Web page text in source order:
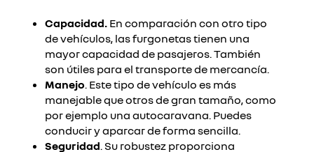
Capacidad. En comparación con otro tipo
de vehículos, las furgonetas tienen una
mayor capacidad de pasajeros. También
son útiles para el transporte de mercancía. ​
Manejo. Este tipo de vehículo es más
manejable que otros de gran tamaño, como
por ejemplo una autocaravana. Puedes
conducir y aparcar de forma sencilla.​
Seguridad. Su robustez proporciona